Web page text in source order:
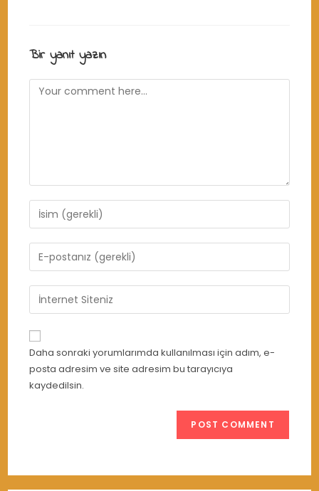
Bir yanıt yazın
Comment
Enter
your
name
or
to
comment
Enter
your
email
address
comment
Enter
your
website
URL
(optional)
Daha sonraki yorumlarımda kullanılması için adım, e-
posta adresim ve site adresim bu tarayıcıya
kaydedilsin.